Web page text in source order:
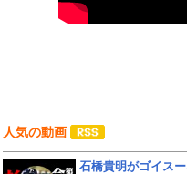
人気の動画
石橋貴明がゴイス